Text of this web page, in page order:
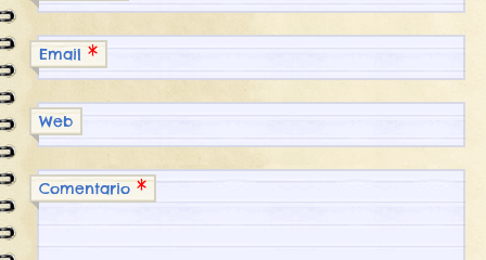
Email*
Web
Comentario*